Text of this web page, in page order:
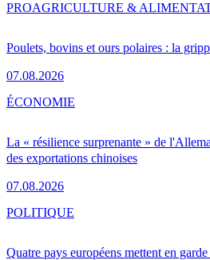
Poulets, bovins et ours polaires : la
07.08.2026
PROAGRICULTURE &
La « résilience surprenante » de
des exportations chinoises
07.08.2026
ÉCONOMIE
Quatre pays européens mettent en
POLITIQUE